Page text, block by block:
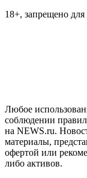
18+, запрещено для
Любое
соблюдении
на NEWS.ru.
материалы,
офертой или
либо активов.